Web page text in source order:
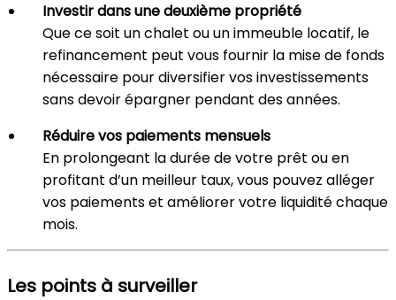
Investir dans une deuxième propriété
Que ce soit un chalet ou un immeuble locatif, le
refinancement peut vous fournir la mise de fonds
nécessaire pour diversifier vos investissements
sans devoir épargner pendant des années.
Réduire vos paiements mensuels
En prolongeant la durée de votre prêt ou en
profitant d’un meilleur taux, vous pouvez alléger
vos paiements et améliorer votre liquidité chaque
mois.
Les points à surveiller